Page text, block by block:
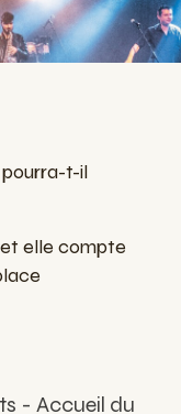
t-il
et elle compte
- Accueil du